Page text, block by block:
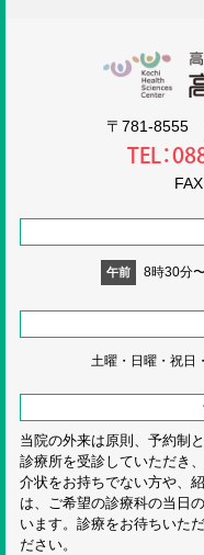
〒781-8555
TEL：
午前 8時30分
土曜・日曜・祝日・
当院の外来は原則、予約制
診療所を受診していただき
介状をお持ちでない方や、
は、ご希望の診療科の当日
います。診療をお待ちいた
ださい。